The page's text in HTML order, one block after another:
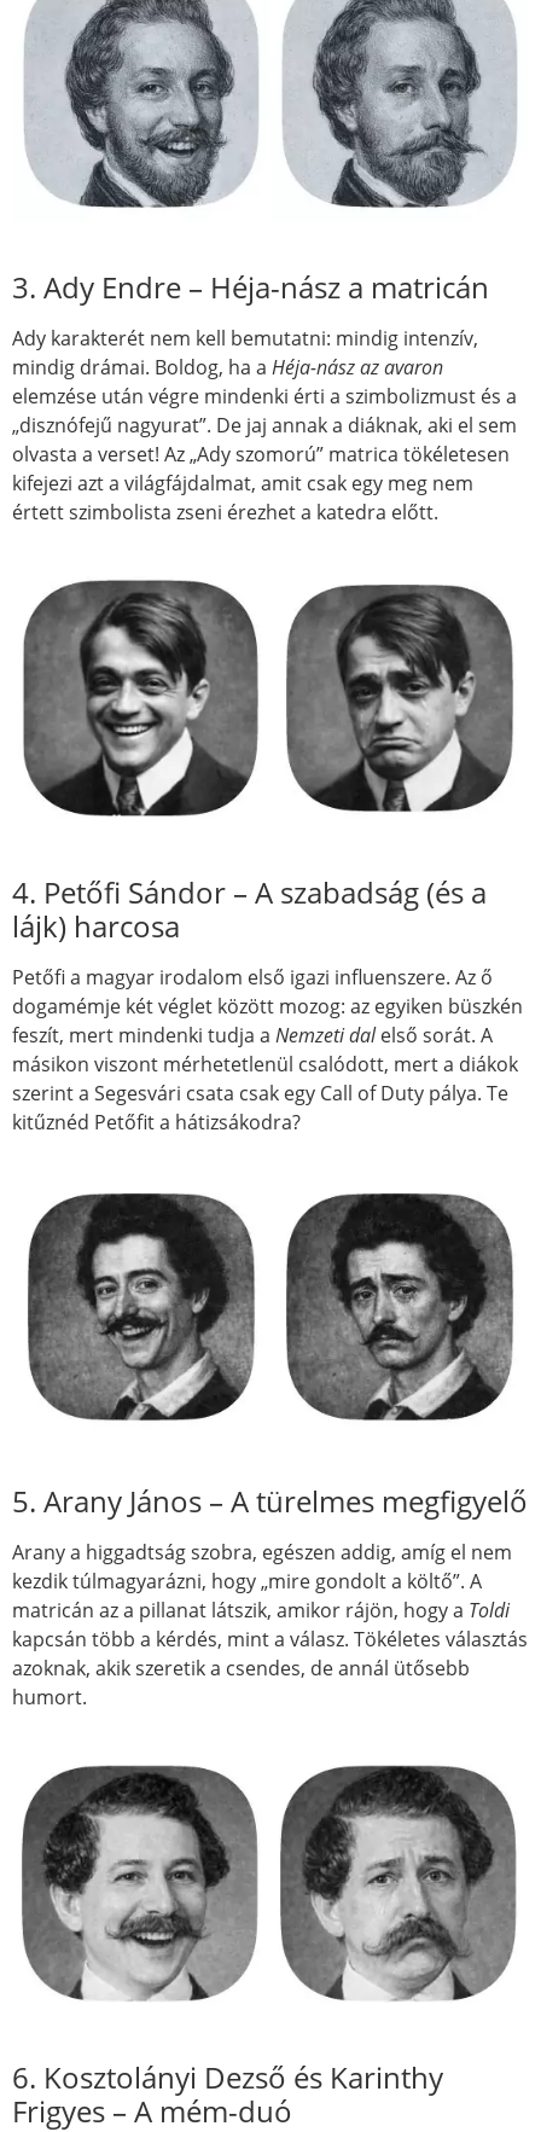
3. Ady Endre – Héja-nász a matricán
Ady karakterét nem kell bemutatni: mindig intenzív,
mindig drámai. Boldog, ha a Héja-nász az avaron
elemzése után végre mindenki érti a szimbolizmust és a
„disznófejű nagyurat”. De jaj annak a diáknak, aki el sem
olvasta a verset! Az „Ady szomorú” matrica tökéletesen
kifejezi azt a világfájdalmat, amit csak egy meg nem
értett szimbolista zseni érezhet a katedra előtt.
4. Petőfi Sándor – A szabadság (és a
lájk) harcosa
Petőfi a magyar irodalom első igazi influenszere. Az ő
dogamémje két véglet között mozog: az egyiken büszkén
feszít, mert mindenki tudja a Nemzeti dalelső sorát. A
másikon viszont mérhetetlenül csalódott, mert a diákok
szerint a Segesvári csata csak egy Call of Duty pálya. Te
kitűznéd Petőfit a hátizsákodra?
5. Arany János – A türelmes megfigyelő
Arany a higgadtság szobra, egészen addig, amíg el nem
kezdik túlmagyarázni, hogy „mire gondolt a költő”. A
matricán az a pillanat látszik, amikor rájön, hogy a Toldi
kapcsán több a kérdés, mint a válasz. Tökéletes választás
azoknak, akik szeretik a csendes, de annál ütősebb
humort.
6. Kosztolányi Dezső és Karinthy
Frigyes – A mém-duó